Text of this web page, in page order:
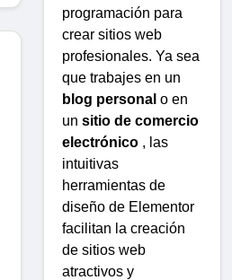
programación para
crear sitios web
profesionales. Ya sea
que trabajes en un
blog personal o en
un sitio de comercio
electrónico , las
intuitivas
herramientas de
diseño de Elementor
facilitan la creación
de sitios web
atractivos y